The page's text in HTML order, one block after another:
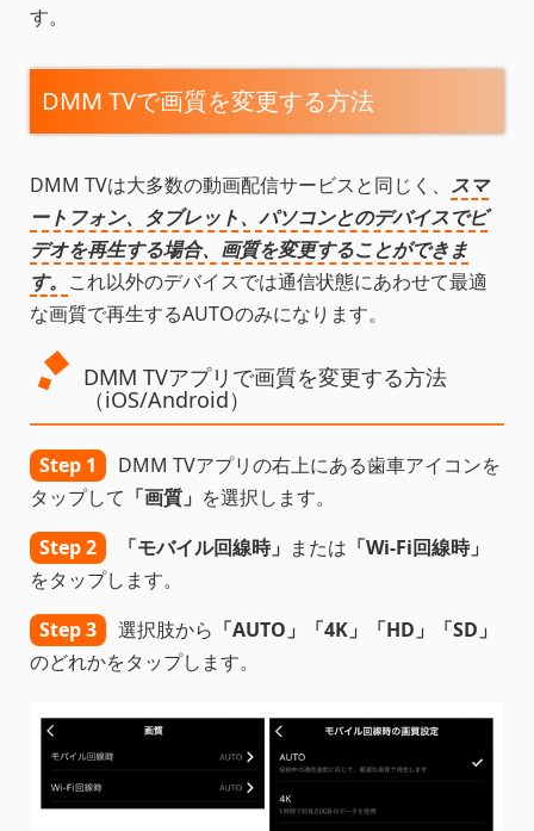
す。
DMM TVで画質を変更する方法
DMM TVは大多数の動画配信サービスと同じく、 スマ
ートフォン、タブレット、パソコンとのデバイスでビ
デオを再生する場合、画質を変更することができま
す。 これ以外のデバイスでは通信状態にあわせて最適
な画質で再生するAUTOのみになります。
DMM TVアプリで画質を変更する方法
（iOS/Android）
Step 1
DMM TVアプリの右上にある歯車アイコンを
タップして 「画質」 を選択します。
Step 2
「モバイル回線時」 または 「Wi-Fi回線時」
をタップします。
Step 3
選択肢から 「AUTO」「4K」「HD」「SD」
のどれかをタップします。